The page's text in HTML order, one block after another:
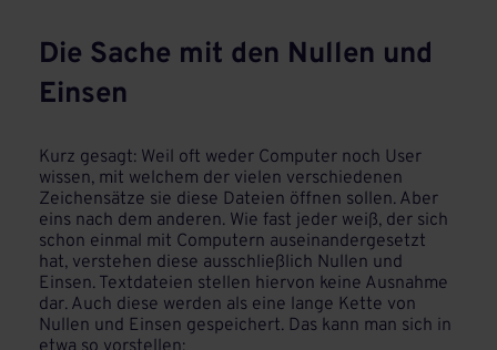
Die Sache mit den Nullen und
Einsen
Kurz gesagt: Weil oft weder Computer noch User
wissen, mit welchem der vielen verschiedenen
Zeichensätze sie diese Dateien öffnen sollen. Aber
eins nach dem anderen. Wie fast jeder weiß, der sich
schon einmal mit Computern auseinandergesetzt
hat, verstehen diese ausschließlich Nullen und
Einsen. Textdateien stellen hiervon keine Ausnahme
dar. Auch diese werden als eine lange Kette von
Nullen und Einsen gespeichert. Das kann man sich in